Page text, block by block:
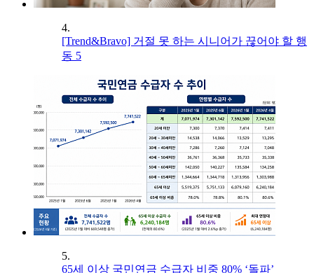
4.
[Trend&Bravo] 거절 못 하는 시니어가 끊어야 할 행
동 5
5.
65세 이상 국민연금 수급자 비중 80% ‘돌파’